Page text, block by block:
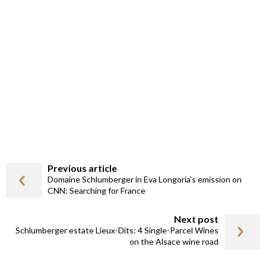
Previous article
Domaine Schlumberger in Eva Longoria's emission on
CNN: Searching for France
Next post
Schlumberger estate Lieux-Dits: 4 Single-Parcel Wines
on the Alsace wine road